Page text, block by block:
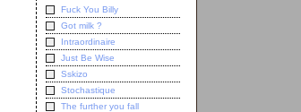
Fuck You Billy
Got milk ?
Intraordinaire
Just Be Wise
Sskizo
Stochastique
The further you fall